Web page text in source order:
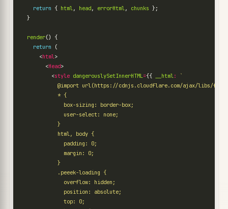
return { html , head, errorHtml , chunks };
}
render() {
return
(
<html >
<Head>
<style dangerouslySetInnerHTML ={{ __html :